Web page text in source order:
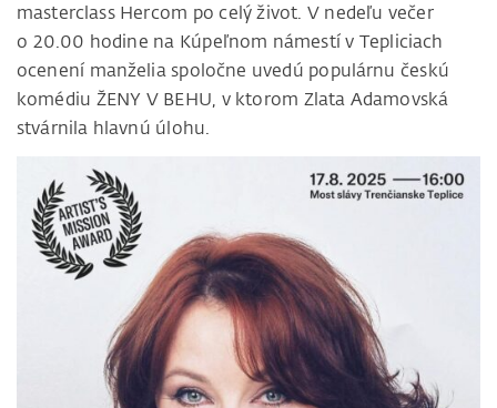
masterclass Hercom po celý život. V nedeľu večer
o 20.00 hodine na Kúpeľnom námestí v Tepliciach
ocenení manželia spoločne uvedú populárnu českú
komédiu ŽENY V BEHU, v ktorom Zlata Adamovská
stvárnila hlavnú úlohu.